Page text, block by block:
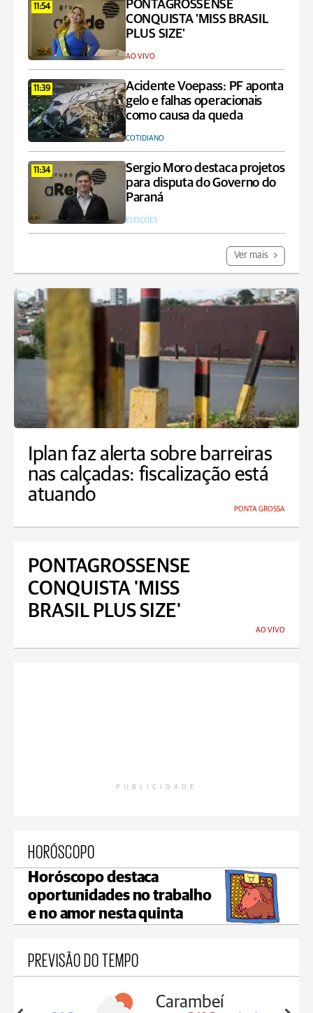
11:54
PONTAGROSSENSE
CONQUISTA 'MISS BRASIL
PLUS SIZE'
AO VIVO
11:39
Acidente Voepass: PF aponta
gelo e falhas operacionais
como causa da queda
COTIDIANO
11:34
Sergio Moro destaca projetos
para disputa do Governo do
Paraná
ELEIÇÕES
Ver mais
Iplan faz alerta sobre barreiras
nas calçadas: fiscalização está
atuando
PONTA GROSSA
PONTAGROSSENSE
CONQUISTA 'MISS
BRASIL PLUS SIZE'
AO VIVO
PUBLICIDADE
HORÓSCOPO
Horóscopo destaca
oportunidades no trabalho
e no amor nesta quinta
PREVISÃO DO TEMPO
Carambeí